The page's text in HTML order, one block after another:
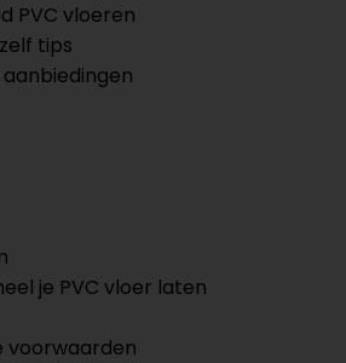
PVC vloeren
tips
aanbiedingen
je PVC vloer laten
voorwaarden